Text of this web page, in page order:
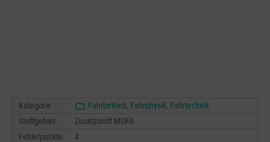
Kategorie
Fahrbetrieb, Fahrphysik, Fahrtechnik
Stoffgebiet
Zusatzstoff MOFA
Fehlerpunkte
4